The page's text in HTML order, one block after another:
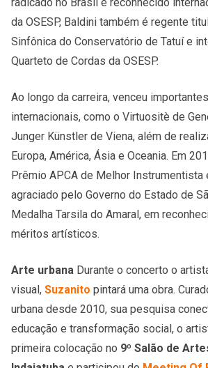
da OSESP, Baldini também é regente
Sinfônica do Conservatório de Tatuí e
Quarteto de Cordas da OSESP.
Ao longo da carreira, venceu
internacionais, como o Virtuositè de
Junger Künstler de Viena, além de
Europa, América, Ásia e Oceania. Em
Prêmio APCA de Melhor Instrumentista
agraciado pelo Governo do Estado de
Medalha Tarsila do Amaral, em
méritos artísticos.
Arte urbana Durante o concerto o
visual, Suzanito pintará uma obra.
urbana desde 2010, sua pesquisa
educação e transformação social, o
primeira colocação no 9º Salão de